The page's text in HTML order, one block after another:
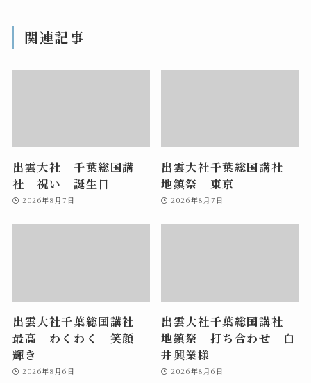
関連記事
出雲大社 千葉総国講
社 祝い 誕生日
2026年8月7日
出雲大社千葉総国講社
地鎮祭 東京
2026年8月7日
出雲大社千葉総国講社
最高 わくわく 笑顔
輝き
2026年8月6日
出雲大社千葉総国講社
地鎮祭 打ち合わせ 白
井興業様
2026年8月6日